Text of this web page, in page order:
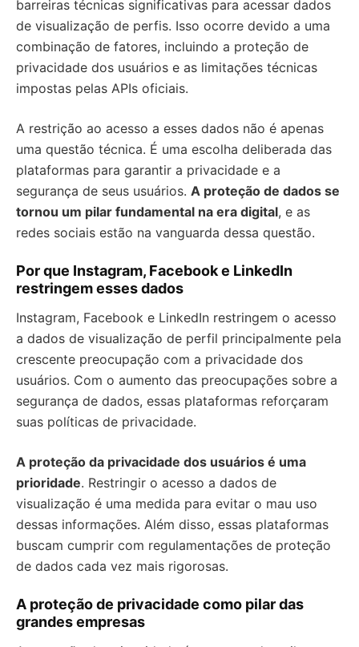
barreiras técnicas significativas para acessar dados
de visualização de perfis. Isso ocorre devido a uma
combinação de fatores, incluindo a proteção de
privacidade dos usuários e as limitações técnicas
impostas pelas APIs oficiais.
A restrição ao acesso a esses dados não é apenas
uma questão técnica. É uma escolha deliberada das
plataformas para garantir a privacidade e a
segurança de seus usuários. A proteção de dados se
tornou um pilar fundamental na era digital, e as
redes sociais estão na vanguarda dessa questão.
Por que Instagram, Facebook e LinkedIn
restringem esses dados
Instagram, Facebook e LinkedIn restringem o acesso
a dados de visualização de perfil principalmente pela
crescente preocupação com a privacidade dos
usuários. Com o aumento das preocupações sobre a
segurança de dados, essas plataformas reforçaram
suas políticas de privacidade.
A proteção da privacidade dos usuários é uma
prioridade. Restringir o acesso a dados de
visualização é uma medida para evitar o mau uso
dessas informações. Além disso, essas plataformas
buscam cumprir com regulamentações de proteção
de dados cada vez mais rigorosas.
A proteção de privacidade como pilar das
grandes empresas